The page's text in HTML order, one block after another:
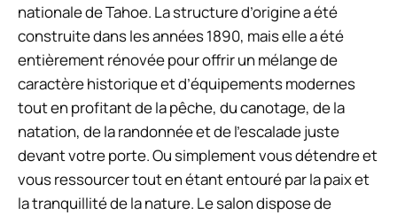
nationale de Tahoe. La structure d’origine a été
construite dans les années 1890, mais elle a été
entièrement rénovée pour offrir un mélange de
caractère historique et d’équipements modernes
tout en profitant de la pêche, du canotage, de la
natation, de la randonnée et de l’escalade juste
devant votre porte. Ou simplement vous détendre et
vous ressourcer tout en étant entouré par la paix et
la tranquillité de la nature. Le salon dispose de